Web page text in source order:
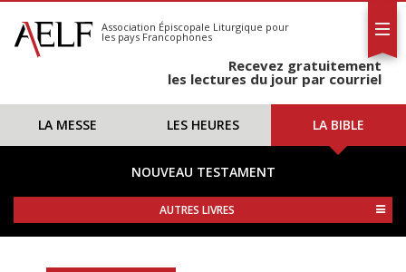
S'abonner
Calendrier
Association Épiscopale Liturgique pour
les pays Francophones
Recevez gratuitement
les lectures du jour par courriel
LA MESSE LES HEURES LA BIBLE
NOUVEAU TESTAMENT
AUTRES LIVRES